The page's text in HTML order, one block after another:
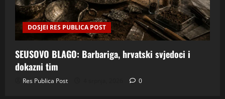
DOSJEI RES PUBLICA POST
SEUSOVO BLAGO: Barbariga, hrvatski svjedoci i
dokazni tim
Res Publica Post 0